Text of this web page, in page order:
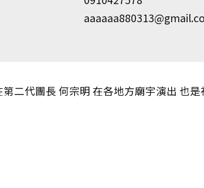
二代團長 何宗明 在各地方廟宇演出 也